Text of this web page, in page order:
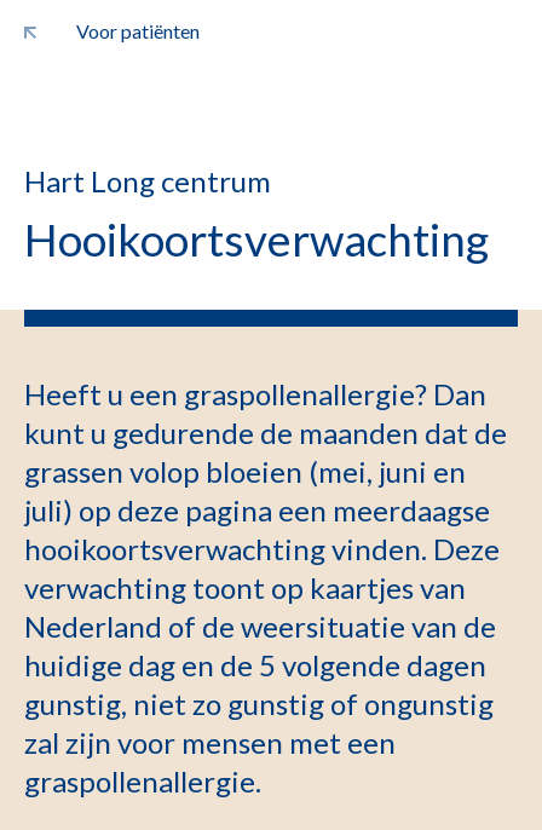
Voor patiënten
Hart Long centrum
Hooikoortsverwachting
Heeft u een graspollenallergie? Dan
kunt u gedurende de maanden dat de
grassen volop bloeien (mei, juni en
juli) op deze pagina een meerdaagse
hooikoortsverwachting vinden. Deze
verwachting toont op kaartjes van
Nederland of de weersituatie van de
huidige dag en de 5 volgende dagen
gunstig, niet zo gunstig of ongunstig
zal zijn voor mensen met een
graspollenallergie.